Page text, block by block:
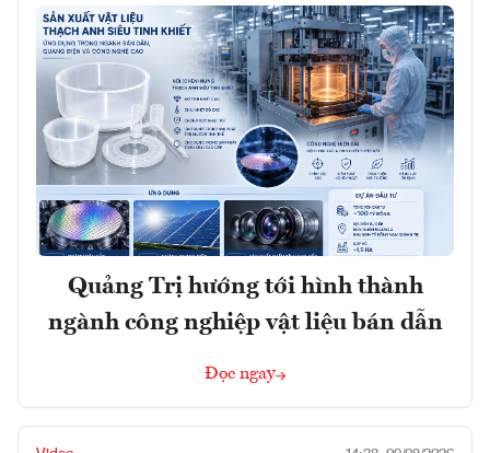
Quảng Trị hướng tới hình thành
ngành công nghiệp vật liệu bán dẫn
Đọc ngay